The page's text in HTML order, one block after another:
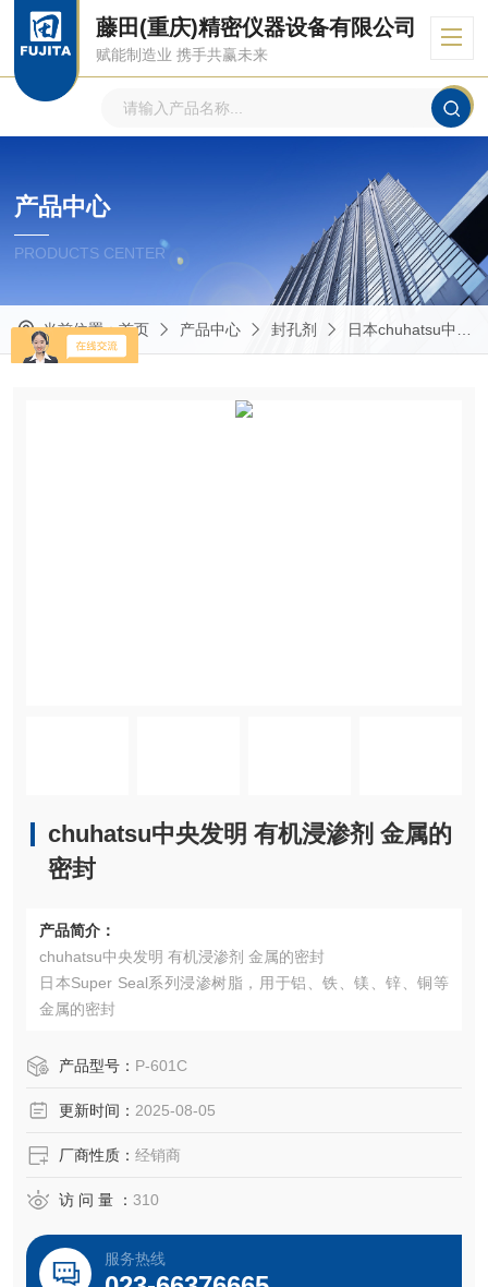
藤田(重庆)精密仪器设备有限公司
赋能制造业 携手共赢未来
产品中心
PRODUCTS CENTER
当前位置：首页 产品中心 封孔剂 日本chuhatsu中央发明
chuhatsu中央发明 有机浸渗剂 金属的
密封
产品简介：
chuhatsu中央发明 有机浸渗剂 金属的密封
日本Super Seal系列浸渗树脂，用于铝、铁、镁、锌、铜等
金属的密封
产品型号： P-601C
更新时间： 2025-08-05
厂商性质： 经销商
访 问 量 ： 310
服务热线